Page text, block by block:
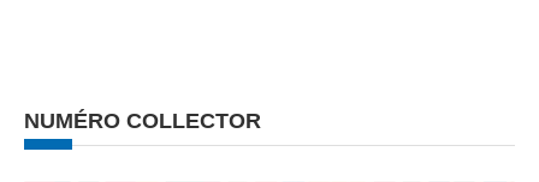
NUMÉRO COLLECTOR